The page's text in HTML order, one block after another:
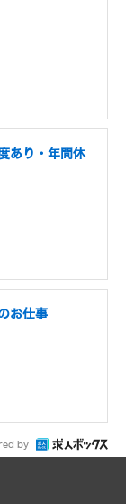
あり・年間休
お仕事
by